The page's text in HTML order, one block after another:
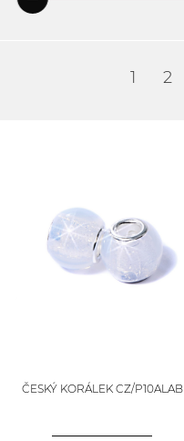
1 2
ČESKÝ KORÁLEK CZ/P10ALAB